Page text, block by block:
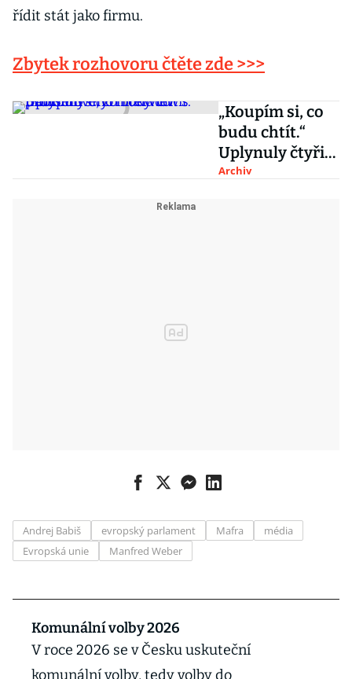
řídit stát jako firmu.
Zbytek rozhovoru čtěte zde >>>
„Koupím si, co
budu chtít.“
Uplynuly čtyři
roky od
Archiv
Andrej Babiš evropský parlament Mafra
média
Evropská unie
Manfred Weber
Komunální volby 2026
V roce 2026 se v Česku uskuteční
komunální volby, tedy volby do